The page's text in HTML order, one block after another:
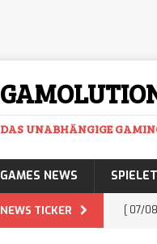
DAS UNABHÄNGIGE
GAMES NEWS
NEWS TICKER [ 07/